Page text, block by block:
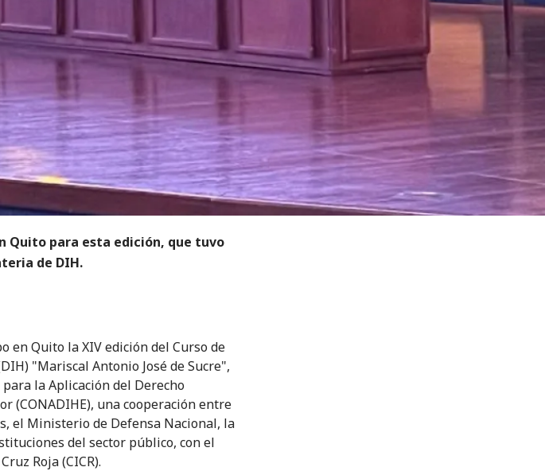
Quito para esta edición, que tuvo
de DIH.
en Quito la XIV edición del Curso de
"Mariscal Antonio José de Sucre",
la Aplicación del Derecho
(CONADIHE), una cooperación entre
el Ministerio de Defensa Nacional, la
del sector público, con el
Roja (CICR).